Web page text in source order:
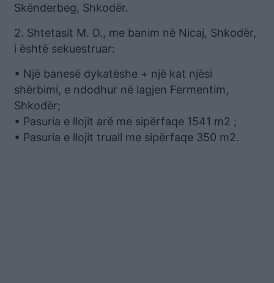
Skënderbeg, Shkodër.
2. Shtetasit M. D., me banim në Nicaj, Shkodër,
i është sekuestruar:
• Një banesë dykatëshe + një kat njësi
shërbimi, e ndodhur në lagjen Fermentim,
Shkodër;
• Pasuria e llojit arë me sipërfaqe 1541 m2 ;
• Pasuria e llojit truall me sipërfaqe 350 m2.